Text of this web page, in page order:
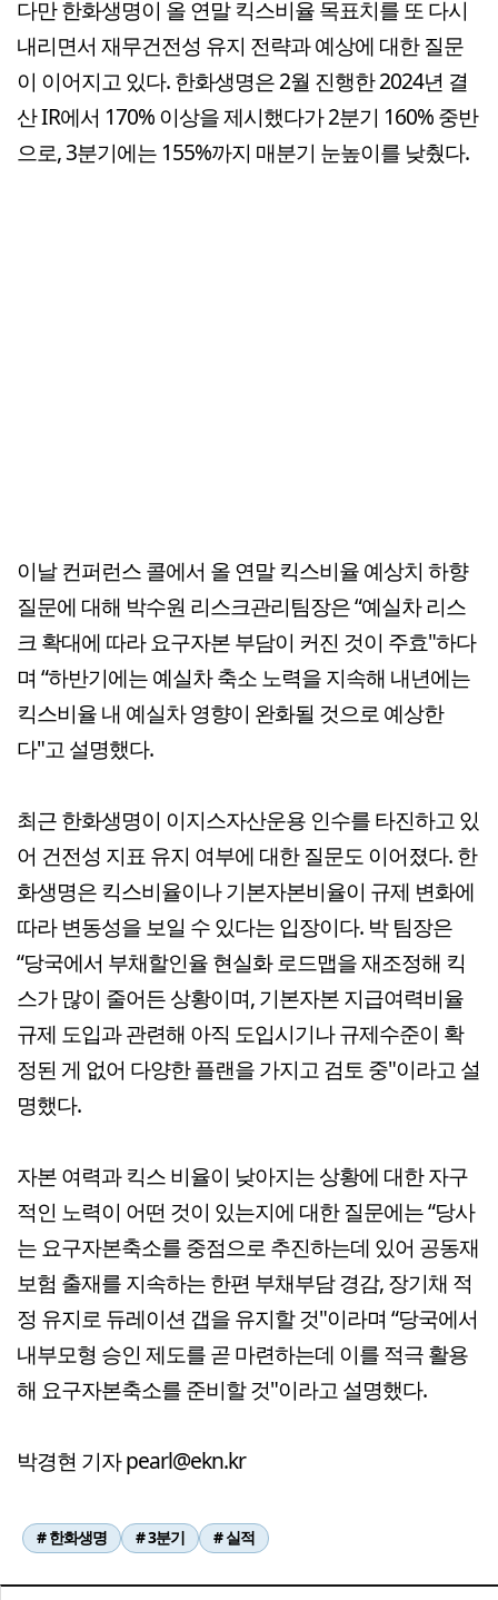
다만 한화생명이 올 연말 킥스비율 목표치를 또 다시
내리면서 재무건전성 유지 전략과 예상에 대한 질문
이 이어지고 있다. 한화생명은 2월 진행한 2024년 결
산 IR에서 170% 이상을 제시했다가 2분기 160% 중반
으로, 3분기에는 155%까지 매분기 눈높이를 낮췄다.
이날 컨퍼런스 콜에서 올 연말 킥스비율 예상치 하향
질문에 대해 박수원 리스크관리팀장은 “예실차 리스
크 확대에 따라 요구자본 부담이 커진 것이 주효"하다
며 “하반기에는 예실차 축소 노력을 지속해 내년에는
킥스비율 내 예실차 영향이 완화될 것으로 예상한
다"고 설명했다.
최근 한화생명이 이지스자산운용 인수를 타진하고 있
어 건전성 지표 유지 여부에 대한 질문도 이어졌다. 한
화생명은 킥스비율이나 기본자본비율이 규제 변화에
따라 변동성을 보일 수 있다는 입장이다. 박 팀장은
“당국에서 부채할인율 현실화 로드맵을 재조정해 킥
스가 많이 줄어든 상황이며, 기본자본 지급여력비율
규제 도입과 관련해 아직 도입시기나 규제수준이 확
정된 게 없어 다양한 플랜을 가지고 검토 중"이라고 설
명했다.
자본 여력과 킥스 비율이 낮아지는 상황에 대한 자구
적인 노력이 어떤 것이 있는지에 대한 질문에는 “당사
는 요구자본축소를 중점으로 추진하는데 있어 공동재
보험 출재를 지속하는 한편 부채부담 경감, 장기채 적
정 유지로 듀레이션 갭을 유지할 것"이라며 “당국에서
내부모형 승인 제도를 곧 마련하는데 이를 적극 활용
해 요구자본축소를 준비할 것"이라고 설명했다.
박경현 기자 pearl@ekn.kr
# 한화생명 # 3분기 # 실적